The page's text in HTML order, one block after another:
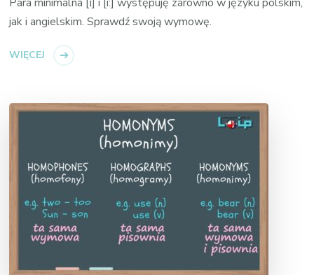
Para minimalna [ɪ] i [i:] występuję zarówno w języku polskim,
jak i angielskim. Sprawdź swoją wymowę.
WIĘCEJ